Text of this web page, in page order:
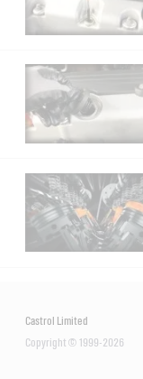
Castrol Limited
Copyright © 1999-2026